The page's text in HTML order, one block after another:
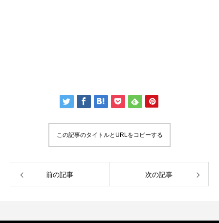
この記事のタイトルとURLをコピーする
前の記事 次の記事